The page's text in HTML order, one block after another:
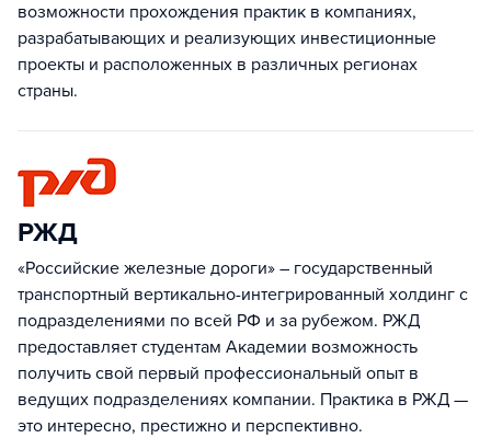
возможности прохождения практик в компаниях,
разрабатывающих и реализующих инвестиционные
проекты и расположенных в различных регионах
страны.
РЖД
«Российские железные дороги» – государственный
транспортный вертикально-интегрированный холдинг с
подразделениями по всей РФ и за рубежом. РЖД
предоставляет студентам Академии возможность
получить свой первый профессиональный опыт в
ведущих подразделениях компании. Практика в РЖД —
это интересно, престижно и перспективно.